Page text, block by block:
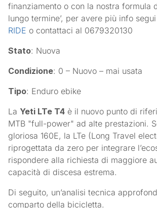
finanziamento o con la nostra formula
lungo termine’, per avere più info
RIDE o contattaci al 0679320130
Stato: Nuova
Condizione: 0 – Nuovo – mai usata
Tipo: Enduro ebike
La Yeti LTe T4 è il nuovo punto di
MTB "full-power" ad alte prestazioni.
gloriosa 160E, la LTe (Long Travel
riprogettata da zero per integrare
rispondere alla richiesta di maggiore
capacità di discesa estrema.
Di seguito, un’analisi tecnica
comparto della bicicletta.